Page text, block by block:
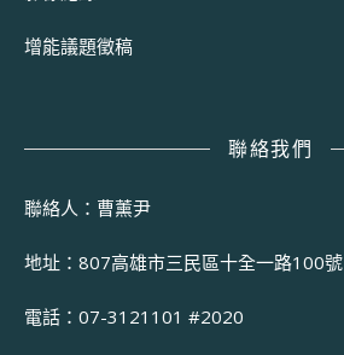
增能議題徵稿
聯絡我們
聯絡人：曹薰尹
地址：807高雄市三民區十全一路100號
電話：07-3121101 #2020